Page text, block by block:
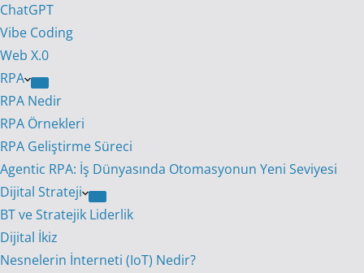
ChatGPT
Vibe Coding
Web X.0
RPA
RPA Nedir
RPA Örnekleri
RPA Geliştirme Süreci
Agentic RPA: İş Dünyasında Otomasyonun Yeni Seviyesi
Dijital Strateji
BT ve Stratejik Liderlik
Dijital İkiz
Nesnelerin İnterneti (IoT) Nedir?